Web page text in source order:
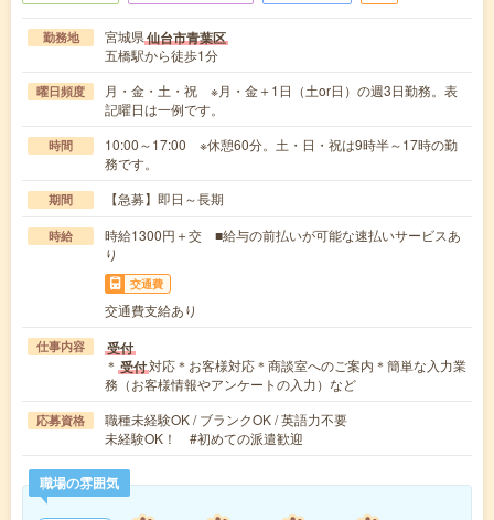
勤務地 宮城県仙台市青葉区
五橋駅から徒歩1分
曜日頻度
月・金・土・祝 ※月・金＋1日（土or日）の週3日勤務。表
記曜日は一例です。
時間
10:00～17:00 ※休憩60分。土・日・祝は9時半～17時の勤
務です。
期間 【急募】即日～長期
時給
時給1300円＋交 ■給与の前払いが可能な速払いサービスあ
り
交通費
交通費支給あり
仕事内容 受付
＊ 受付対応＊お客様対応＊商談室へのご案内＊簡単な入力業
務（お客様情報やアンケートの入力）など
応募資格
職種未経験OK / ブランクOK / 英語力不要
未経験OK！ #初めての派遣歓迎
職場の雰囲気